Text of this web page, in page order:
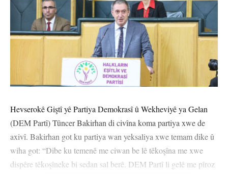
Hevserokê Giştî yê Partiya Demokrasî û Wekheviyê ya Gelan
(DEM Partî) Tûncer Bakirhan di civîna koma partiya xwe de
axivî. Bakirhan got ku partiya wan yeksaliya xwe temam dike û
wiha got: “Dibe ku temenê me ciwan be lê têkoşîna me xwe
dispêre têkoşîneke bi sedan sal berê. DEM Partî li gelê me pîroz